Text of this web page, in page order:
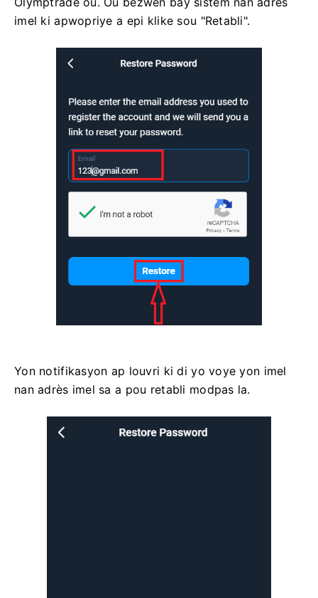
imel ki apwopriye a epi klike sou "Retabli".
Yon notifikasyon ap louvri ki di yo voye yon imel
nan adrès imel sa a pou retabli modpas la.